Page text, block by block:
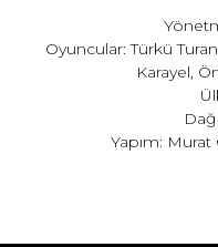
Oyuncular: Türkü
Karayel,
Yapım: